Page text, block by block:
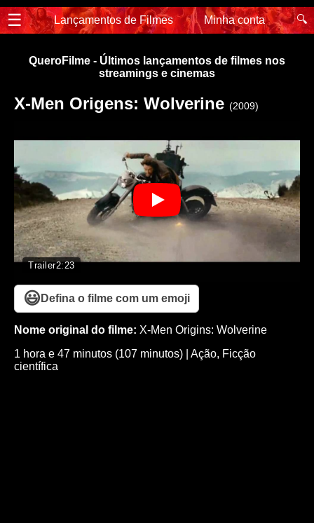
☰ Lançamentos de Filmes Minha conta 🔍
QueroFilme - Últimos lançamentos de filmes nos
streamings e cinemas
X-Men Origens: Wolverine (2009)
Trailer2:23
😃 Defina o filme com um emoji
Nome original do filme: X-Men Origins: Wolverine
1 hora e 47 minutos (107 minutos)
Ação, Ficção
científica